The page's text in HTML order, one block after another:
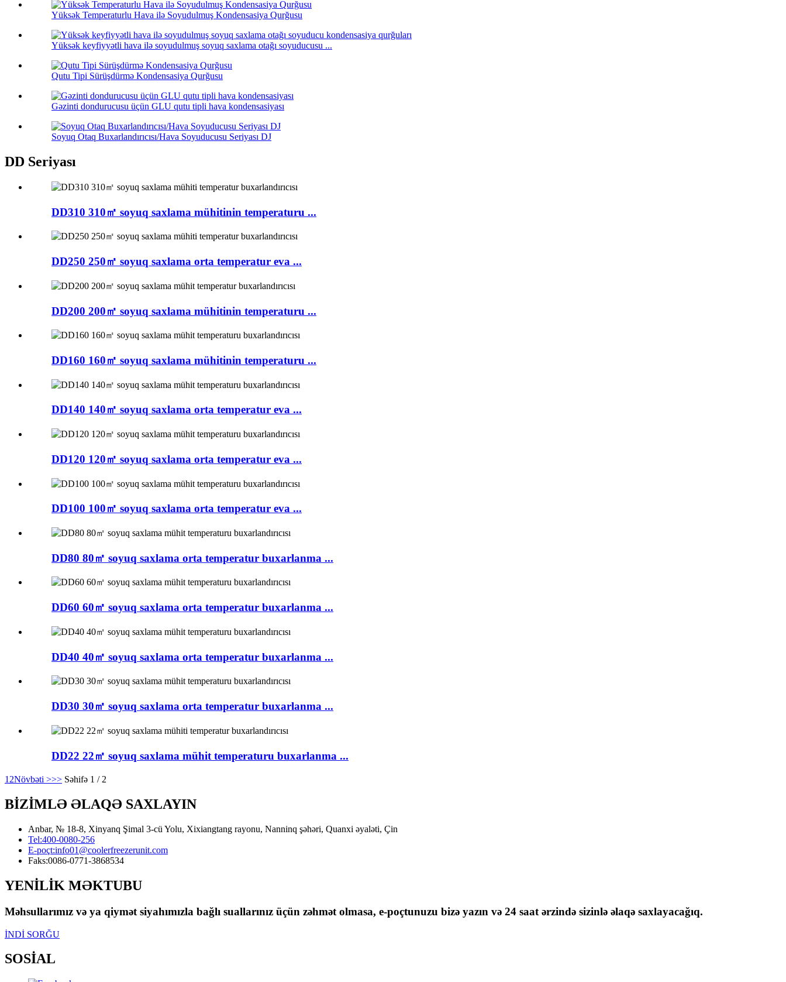
Yüksək Temperaturlu Hava ilə Soyudulmuş Kondensasiya Qurğusu
Yüksək keyfiyyətli hava ilə soyudulmuş soyuq saxlama otağı soyuducusu ...
Qutu Tipi Sürüşdürmə Kondensasiya Qurğusu
Gəzinti dondurucusu üçün GLU qutu tipli hava kondensasiyası
Soyuq Otaq Buxarlandırıcısı/Hava Soyuducusu Seriyası DJ
DD Seriyası
DD310 310㎡ soyuq saxlama mühitinin temperaturu ...
DD250 250㎡ soyuq saxlama orta temperatur eva ...
DD200 200㎡ soyuq saxlama mühitinin temperaturu ...
DD160 160㎡ soyuq saxlama mühitinin temperaturu ...
DD140 140㎡ soyuq saxlama orta temperatur eva ...
DD120 120㎡ soyuq saxlama orta temperatur eva ...
DD100 100㎡ soyuq saxlama orta temperatur eva ...
DD80 80㎡ soyuq saxlama orta temperatur buxarlanma ...
DD60 60㎡ soyuq saxlama orta temperatur buxarlanma ...
DD40 40㎡ soyuq saxlama orta temperatur buxarlanma ...
DD30 30㎡ soyuq saxlama orta temperatur buxarlanma ...
DD22 22㎡ soyuq saxlama mühit temperaturu buxarlanma ...
1 2Növbəti >>> Səhifə 1 / 2
BİZİMLƏ ƏLAQƏ SAXLAYIN
Anbar, № 18-8, Xinyanq Şimal 3-cü Yolu, Xixiangtang rayonu, Nanninq şəhəri, Quanxi əyaləti, Çin
Tel:400-0080-256
E-poçt:info01@coolerfreezerunit.com
Faks:0086-0771-3868534
YENİLİK MƏKTUBU
Məhsullarımız və ya qiymət siyahımızla bağlı suallarınız üçün zəhmət olmasa, e-poçtunuzu bizə yazın və 24 saat ərzində sizinlə əlaqə saxlayacağıq.
İNDİ SORĞU
SOSİAL